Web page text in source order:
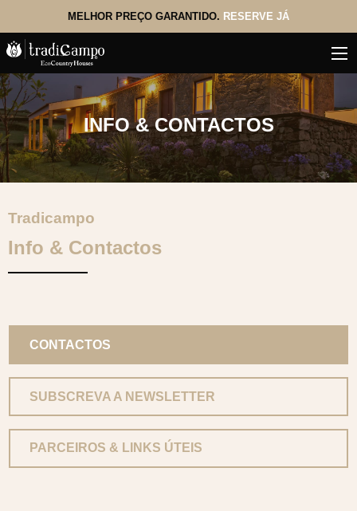
MELHOR PREÇO GARANTIDO. RESERVE JÁ
INFO & CONTACTOS
Tradicampo
Info & Contactos
CONTACTOS
SUBSCREVA A NEWSLETTER
PARCEIROS & LINKS ÚTEIS